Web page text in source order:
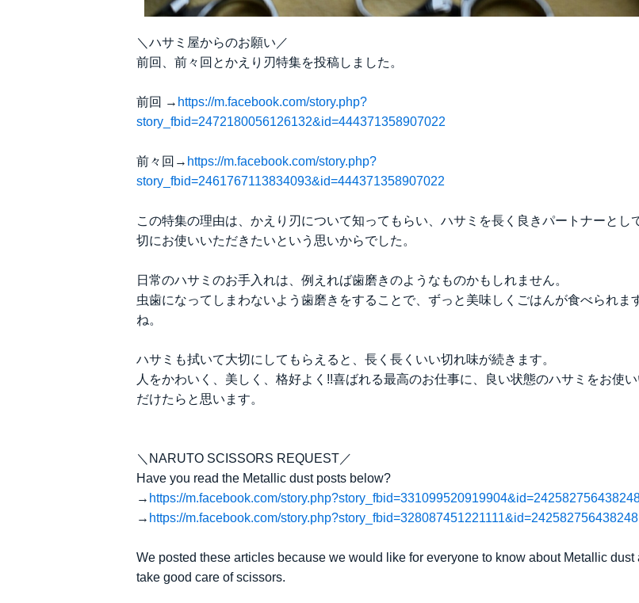
＼ハサミ屋からのお願い／
前回、前々回とかえり刃特集を投稿しました。
前回 → https://m.facebook.com/story.php?
story_fbid=2472180056126132&id=444371358907022
前々回→ https://m.facebook.com/story.php?
story_fbid=2461767113834093&id=444371358907022
この特集の理由は、かえり刃について知ってもらい、ハサミを長く良きパートナーとし
切にお使いいただきたいという思いからでした。
日常のハサミのお手入れは、例えれば歯磨きのようなものかもしれません。
虫歯になってしまわないよう歯磨きをすることで、ずっと美味しくごはんが食べられま
ね。
ハサミも拭いて大切にしてもらえると、長く長くいい切れ味が続きます。
人をかわいく、美しく、格好よく!!喜ばれる最高のお仕事に、良い状態のハサミをお使い
だけたらと思います。
＼NARUTO SCISSORS REQUEST／
Have you read the Metallic dust posts below?
→ https://m.facebook.com/
→ https://m.facebook.com/story.php?story_fbid=328087451221111&id=242582756438248
We posted these articles because we would like for everyone to know about Metallic dust
take good care of scissors.